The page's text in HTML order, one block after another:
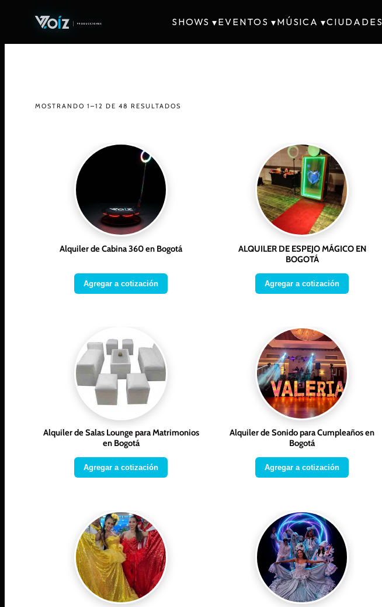
SHOWS ▾EVENTOS ▾MÚSICA ▾CIUDADES
MOSTRANDO 1–12 DE 48 RESULTADOS
Alquiler de Cabina 360 en Bogotá
Agregar a cotización
ALQUILER DE ESPEJO MÁGICO EN
BOGOTÁ
Agregar a cotización
Alquiler de Salas Lounge para Matrimonios
en Bogotá
Agregar a cotización
Alquiler de Sonido para Cumpleaños en
Bogotá
Agregar a cotización